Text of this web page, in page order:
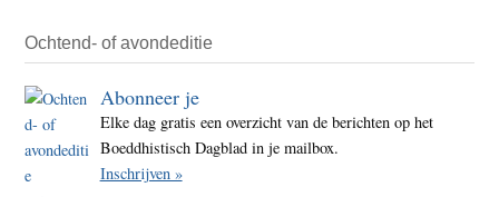
Ochtend- of avondeditie
Abonneer je
Elke dag gratis een overzicht van de berichten op het
Boeddhistisch Dagblad in je mailbox.
Inschrijven »